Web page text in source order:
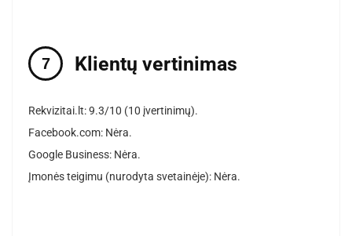
Klientų vertinimas
Rekvizitai.lt: 9.3/10 (10 įvertinimų).
Facebook.com: Nėra.
Google Business: Nėra.
Įmonės teigimu (nurodyta svetainėje): Nėra.